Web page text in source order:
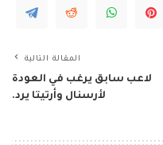
المقالة التالية
لاعب سابق يرغب في العودة
لأرسنال وأرتيتا يرد.